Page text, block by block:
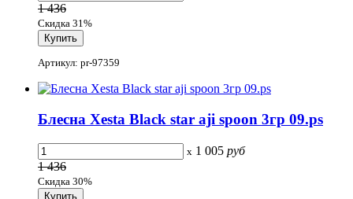
1 436
Скидка 31%
Артикул: pr-97359
Блесна Xesta Black star aji spoon 3гр 09.ps
x 1 005 руб
1 436
Скидка 30%